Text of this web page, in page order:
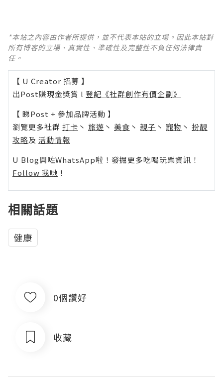
*本站之內容由作者所提供，並不代表本站的立場。因此本站對
所有博客的立場、真實性、準確性及完整性不負任何法律責
任。
【 U Creator 招募 】
出Post賺現金獎賞 l 登記《社群創作有價企劃》
【 睇Post + 參加品牌活動 】
瀏覽更多社群 打卡 丶 旅遊 丶 美食 丶 親子 丶 寵物 丶 扮靚
攻略及 活動情報
U Blog開咗WhatsApp啦！發掘更多吃喝玩樂資訊！
Follow 我哋 ！
相關話題
健康
0個讚好
收藏